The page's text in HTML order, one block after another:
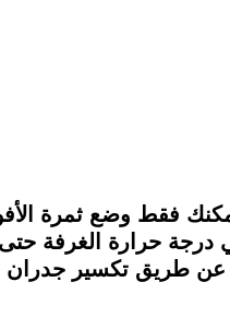
فقط وضع ثمرة
حرارة الغرفة
عن طريق تكسير جدران